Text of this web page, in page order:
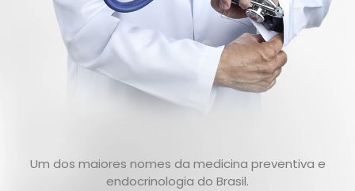
Um dos maiores nomes da medicina preventiva e
endocrinologia do Brasil.